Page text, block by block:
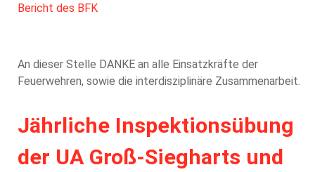
Bericht des BFK
An dieser Stelle DANKE an alle Einsatzkräfte der
Feuerwehren, sowie die interdisziplinäre Zusammenarbeit.
Jährliche Inspektionsübung
der UA Groß-Siegharts und